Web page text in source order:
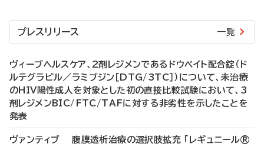
プレスリリース 一覧
ヴィーブヘルスケア、2剤レジメンであるドウベイト配合錠（ド
ルテグラビル／ラミブジン［DTG/3TC］）について、未治療
のHIV陽性成人を対象とした初の直接比較試験において、3
剤レジメンBIC/FTC/TAFに対する非劣性を示したことを
発表
ヴァンティブ 腹膜透析治療の選択肢拡充 「レギュニール®